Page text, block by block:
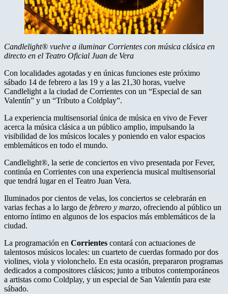
Candlelight® vuelve a iluminar Corrientes con música clásica en
directo en el Teatro Oficial Juan de Vera
Con localidades agotadas y en únicas funciones este próximo
sábado 14 de febrero a las 19 y a las 21,30 horas, vuelve
Candlelight a la ciudad de Corrientes con un “Especial de san
Valentín” y un “Tributo a Coldplay”.
La experiencia multisensorial única de música en vivo de Fever
acerca la música clásica a un público amplio, impulsando la
visibilidad de los músicos locales y poniendo en valor espacios
emblemáticos en todo el mundo.
Candlelight®, la serie de conciertos en vivo presentada por Fever,
continúa en Corrientes con una experiencia musical multisensorial
que tendrá lugar en el Teatro Juan Vera.
Iluminados por cientos de velas, los conciertos se celebrarán en
varias fechas a lo largo de febrero y marzo, ofreciendo al público un
entorno íntimo en algunos de los espacios más emblemáticos de la
ciudad.
La programación en Corrientes contará con actuaciones de
talentosos músicos locales: un cuarteto de cuerdas formado por dos
violines, viola y violonchelo. En esta ocasión, prepararon programas
dedicados a compositores clásicos; junto a tributos contemporáneos
a artistas como Coldplay, y un especial de San Valentín para este
sábado.